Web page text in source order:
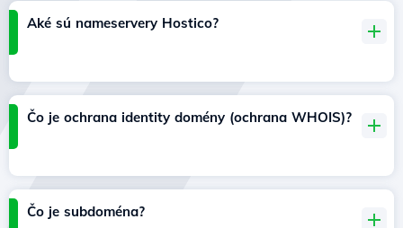
Aké sú nameservery Hostico?
Čo je ochrana identity domény (ochrana WHOIS)?
Čo je subdoména?